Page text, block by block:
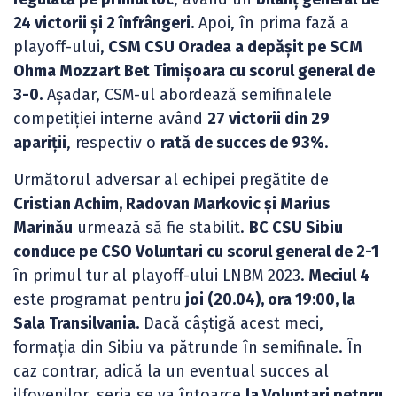
24 victorii și 2 înfrângeri. Apoi, în prima fază a
playoff-ului, CSM CSU Oradea a depășit pe SCM
Ohma Mozzart Bet Timișoara cu scorul general de
3-0. Așadar, CSM-ul abordează semifinalele
competiției interne având 27 victorii din 29
apariții, respectiv o rată de succes de 93%.
Următorul adversar al echipei pregătite de
Cristian Achim, Radovan Markovic și Marius
Marinău urmează să fie stabilit. BC CSU Sibiu
conduce pe CSO Voluntari cu scorul general de 2-1
în primul tur al playoff-ului LNBM 2023. Meciul 4
este programat pentru joi (20.04), ora 19:00, la
Sala Transilvania. Dacă câștigă acest meci,
formația din Sibiu va pătrunde în semifinale. În
caz contrar, adică la un eventual succes al